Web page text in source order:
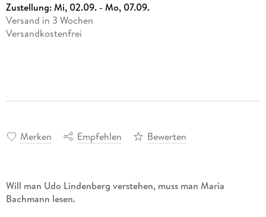
Zustellung:Mi, 02.09. - Mo, 07.09.
Versand in 3 Wochen
Versandkostenfrei
Merken Empfehlen Bewerten
Will man Udo Lindenberg verstehen, muss man Maria
Bachmann lesen.